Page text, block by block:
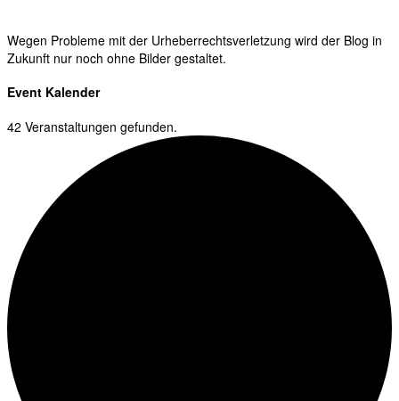
Wegen Probleme mit der Urheberrechtsverletzung wird der Blog in
Zukunft nur noch ohne Bilder gestaltet.
Event Kalender
42 Veranstaltungen gefunden.